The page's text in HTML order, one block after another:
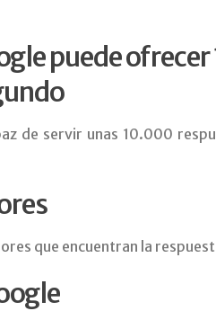
puede
de servir unas 10.000
que encuentran la